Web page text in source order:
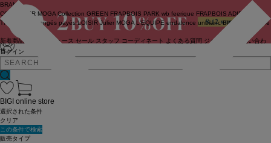
ログイン
BRAND
COUTURIER MOGA Collection GREEN FRAPBOIS PARK wb feerique FRAPBOIS ADIEU
TRISTESSE
congés payés LOISIR Julier MOGA L'EQUIPE endalence unbilanc BIGI online store
新着商品 ニュース セール スタッフ コーディネート よくある質問 ジャーナル
お問い合わ
せ
BIGI online store
選択された条件
クリア
この条件で検索
販売タイプ